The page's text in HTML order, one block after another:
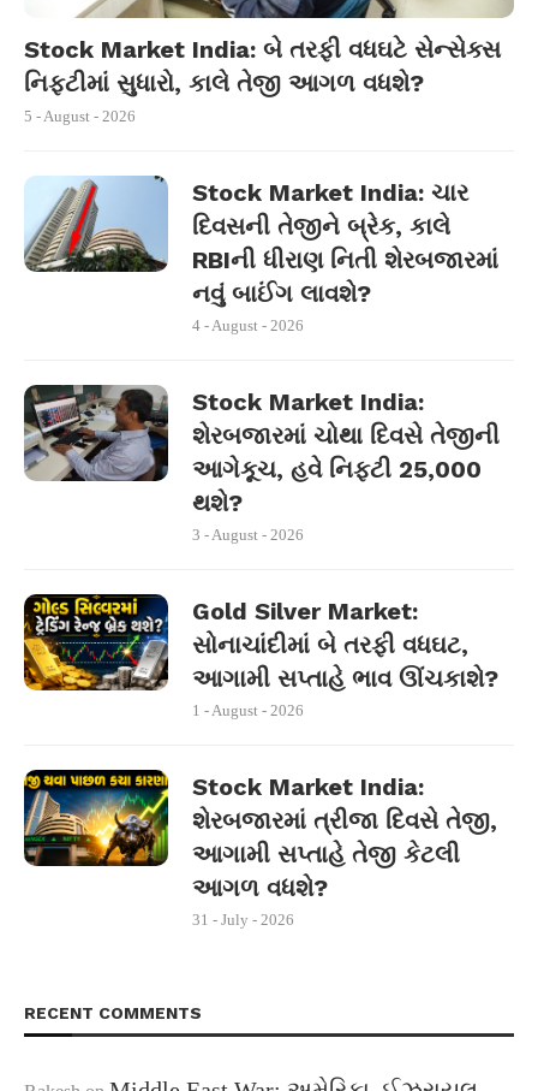
Stock Market India: બે તરફી વધઘટે સેન્સેક્સ
નિફ્ટીમાં સુધારો, કાલે તેજી આગળ વધશે?
5 - August - 2026
Stock Market India: ચાર
દિવસની તેજીને બ્રેક, કાલે
RBIની ધીરાણ નિતી શેરબજારમાં
નવું બાઈંગ લાવશે?
4 - August - 2026
Stock Market India:
શેરબજારમાં ચોથા દિવસે તેજીની
આગેકૂચ, હવે નિફ્ટી 25,000
થશે?
3 - August - 2026
Gold Silver Market:
સોનાચાંદીમાં બે તરફી વધઘટ,
આગામી સપ્તાહે ભાવ ઊંચકાશે?
1 - August - 2026
Stock Market India:
શેરબજારમાં ત્રીજા દિવસે તેજી,
આગામી સપ્તાહે તેજી કેટલી
આગળ વધશે?
31 - July - 2026
RECENT COMMENTS